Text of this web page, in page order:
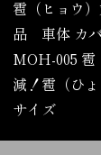
雹（ヒョウ
品 車体 カ
MOH-005 雹
減！雹（ひ
サイズ